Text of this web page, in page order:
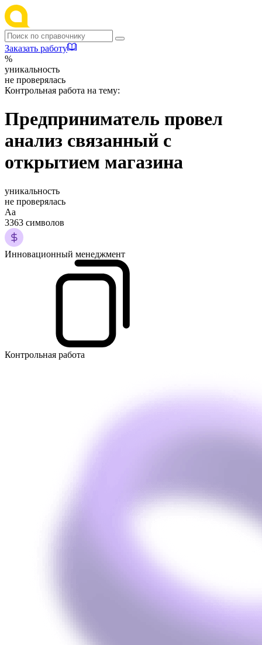
Заказать работу
%
уникальность
не проверялась
Контрольная работа на тему:
Предприниматель провел
анализ связанный с
открытием магазина
уникальность
не проверялась
Аа
3363 символов
Инновационный менеджмент
Контрольная работа